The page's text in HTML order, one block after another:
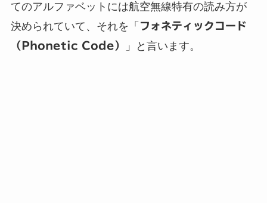
てのアルファベットには航空無線特有の読み方が
決められていて、それを「 フォネティックコード
（Phonetic Code）
」と言います。